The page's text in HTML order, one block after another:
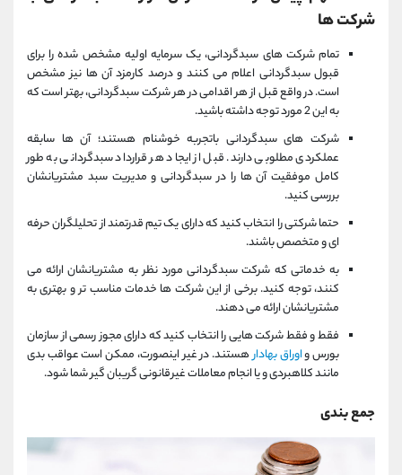
شرکت ها
تمام شرکت های سبدگردانی، یک سرمایه اولیه مشخص شده را برای
قبول سبدگردانی اعلام می کنند و درصد کارمزد آن ها نیز مشخص
است. در واقع قبل از هر اقدامی در هر شرکت سبدگردانی، بهتر است که
به این 2 مورد توجه داشته باشید.
شرکت های سبدگردانی باتجربه خوشنام هستند؛ آن ها سابقه
عملکردی مطلوبی دارند. قبل از ایجاد هر قرارداد سبدگردانی به طور
کامل موفقیت آن ها را در سبدگردانی و مدیریت سبد مشتریانشان
بررسی کنید.
حتما شرکتی را انتخاب کنید که دارای یک تیم قدرتمند از تحلیلگران حرفه
ای و متخصص باشند.
به خدماتی که شرکت سبدگردانی مورد نظر به مشتریانشان ارائه می
کنند، توجه کنید. برخی از این شرکت‎ ها خدمات مناسب تر و بهتری به
مشتریانشان ارائه می دهند.
فقط و فقط شركت هایی را انتخاب كنید كه دارای مجوز رسمی از سازمان
بورس واوراق بهادارهستند. در غیر اینصورت، ممكن است عواقب بدی
مانند كلاهبردی و یا انجام معاملات غیرقانونی گریبان گیر شما شود.
جمع بندی